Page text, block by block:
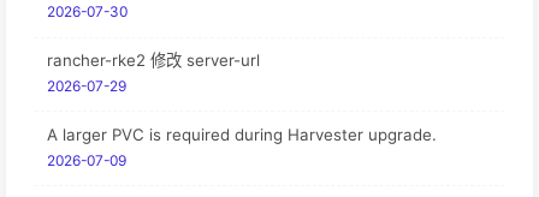
2026-07-30
rancher-rke2 修改 server-url
2026-07-29
A larger PVC is required during Harvester upgrade.
2026-07-09